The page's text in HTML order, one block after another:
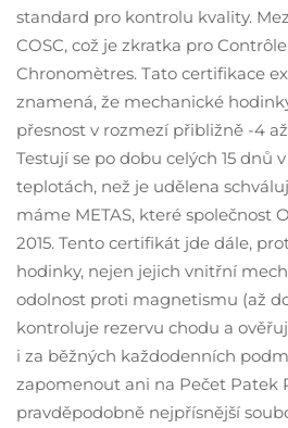
standard pro kontrolu kvality.
COSC, což je zkratka pro
Chronomètres. Tato certifikace
znamená, že mechanické
přesnost v rozmezí přibližně -4
Testují se po dobu celých 15 dnů
teplotách, než je udělena
máme METAS, které společnost
2015. Tento certifikát jde dále,
hodinky, nejen jejich vnitřní
odolnost proti magnetismu (až
kontroluje rezervu chodu a
i za běžných každodenních
zapomenout ani na Pečet Patek
pravděpodobně nejpřísnější